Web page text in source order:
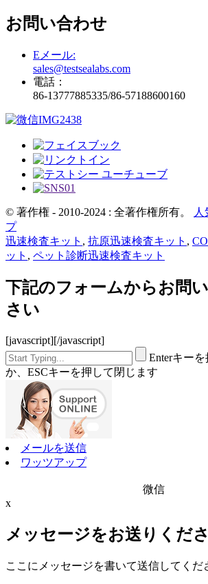
お問い合わせ
Eメール:
sales@testsealabs.com
電話：
86-13777885335/86-57188​​600160
© 著作権 - 2010-2024 : 全著作権所有。 人
プ
迅速検査キット , 抗原迅速検査キット ,
ット , ペット診断迅速検査キット
下記のフォームからお問
さい
[javascript][/javascript]
Enterキー
か、ESCキーを押して閉じます
メールを送信
ワッツアップ
微信
x
メッセージをお送りくだ
ここにメッセージを書いて送信してくだ